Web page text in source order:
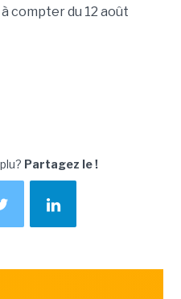
compter du 12 août
Partagez le !